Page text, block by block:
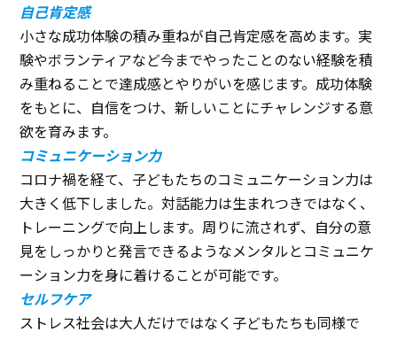
自己肯定感
小さな成功体験の積み重ねが自己肯定感を高めます。実
験やボランティアなど今までやったことのない経験を積
み重ねることで達成感とやりがいを感じます。成功体験
をもとに、自信をつけ、新しいことにチャレンジする意
欲を育みます。
コミュニケーション力
コロナ禍を経て、子どもたちのコミュニケーション力は
大きく低下しました。対話能力は生まれつきではなく、
トレーニングで向上します。周りに流されず、自分の意
見をしっかりと発言できるようなメンタルとコミュニケ
ーション力を身に着けることが可能です。
セルフケア
ストレス社会は大人だけではなく子どもたちも同様で